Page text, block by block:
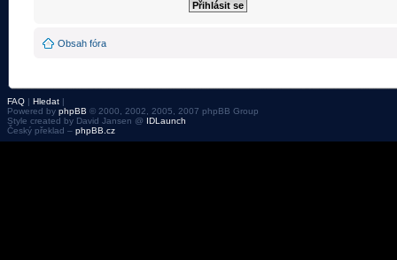
Obsah fóra
FAQ | Hledat |
Powered by phpBB © 2000, 2002, 2005, 2007 phpBB Group
Style created by David Jansen @ IDLaunch
Český překlad – phpBB.cz